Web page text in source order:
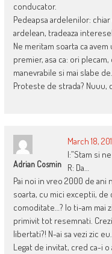
conducator.
Pedeapsa ardelenilor:
ardelean, tradeaza
Ne meritam soarta ca
premier, asa ca: ori
manevrabile si mai slabe
Proteste de strada? Nuuu,
Adrian Cosmin
March 18,
I:”Stam si
R: Da…
Pai noi in vreo 2000 de
soarta, cu mici exceptii, de
comoditate…? Io ti-am mai
primivit tot resemnati.
libertati?! N-ai sa vezi zic eu.
Legat de invitat, cred ca-i